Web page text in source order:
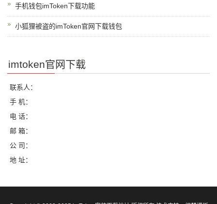
手机钱包imToken下载功能
小狐狸被盗的imToken官网下载钱包
imtoken官网下载
联系人：
手 机：
电 话：
邮 箱：
公 司：
地 址：